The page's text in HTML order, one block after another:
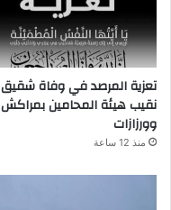
تعزية المرصد في وفاة شقيق
نقيب هيئة المحامين بمراكش
وورزازات
منذ 12 ساعة